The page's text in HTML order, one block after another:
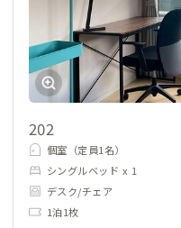
202
個室（定員1名）
シングルベッド x 1
デスク/チェア
1泊1枚